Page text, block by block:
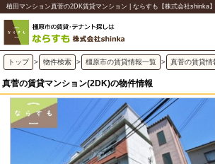
植田マンション真菅の2DK賃貸マンション | ならすも【株式会社shinka】
トップ > 物件検索 > 橿原市の賃貸情報一覧 > 真菅の賃貸情
真菅の賃貸マンション(2DK)の物件情報